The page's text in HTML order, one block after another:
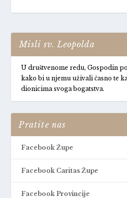
Misli sv. Leopolda
U društvenome redu, Gospodin
kako bi u njemu uživali časno te
dionicima svoga bogatstva.
Pratite nas
Facebook Župe
Facebook Caritas Župe
Facebook Provincije